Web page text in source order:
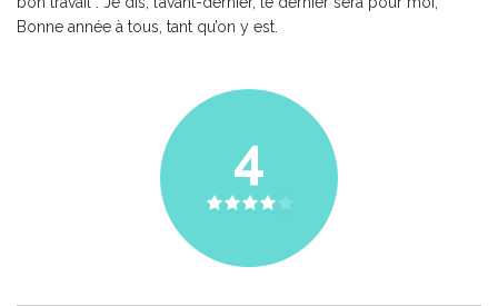
Bonne année à tous, tant qu’on y est.
4